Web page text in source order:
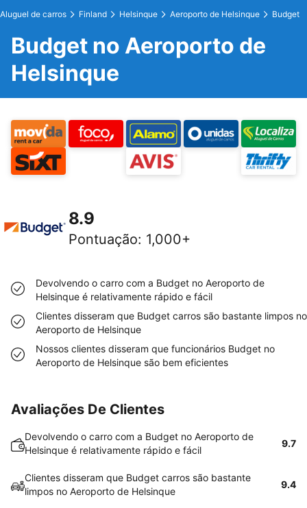
Aluguel de carros Finland Helsinque Aeroporto de Helsinque Budget
Budget no Aeroporto de
Helsinque
8.9
Pontuação: 1,000+
Devolvendo o carro com a Budget no Aeroporto de
Helsinque é relativamente rápido e fácil
Clientes disseram que Budget carros são bastante limpos no
Aeroporto de Helsinque
Nossos clientes disseram que funcionários Budget no
Aeroporto de Helsinque são bem eficientes
Avaliações De Clientes
Devolvendo o carro com a Budget no Aeroporto de
Helsinque é relativamente rápido e fácil
9.7
Clientes disseram que Budget carros são bastante
limpos no Aeroporto de Helsinque
9.4